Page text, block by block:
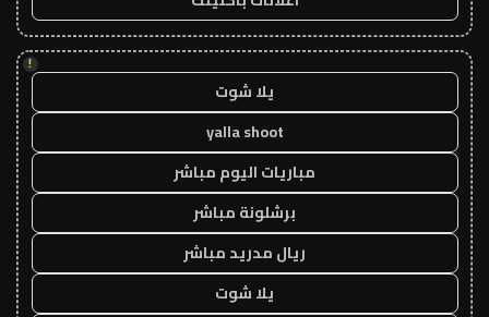
!
يلا شوت
yalla shoot
مباريات اليوم مباشر
برشلونة مباشر
ريال مدريد مباشر
يلا شوت